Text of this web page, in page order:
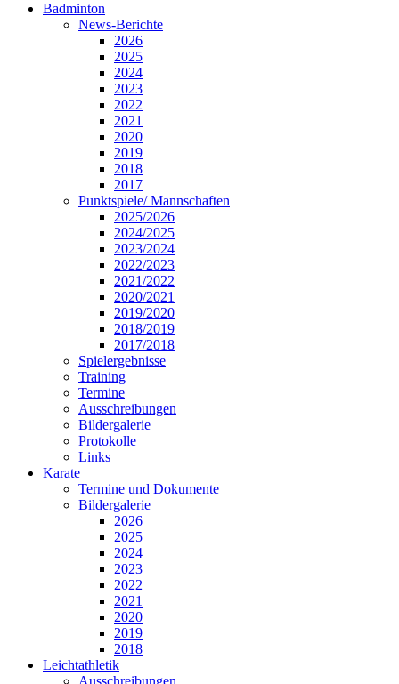
Badminton
News-Berichte
2026
2025
2024
2023
2022
2021
2020
2019
2018
2017
Punktspiele/ Mannschaften
2025/2026
2024/2025
2023/2024
2022/2023
2021/2022
2020/2021
2019/2020
2018/2019
2017/2018
Spielergebnisse
Training
Termine
Ausschreibungen
Bildergalerie
Protokolle
Links
Karate
Termine und Dokumente
Bildergalerie
2026
2025
2024
2023
2022
2021
2020
2019
2018
Leichtathletik
Ausschreibungen